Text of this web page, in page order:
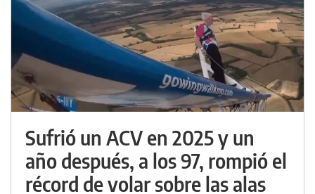
Sufrió un ACV en 2025 y un
año después, a los 97, rompió el
récord de volar sobre las alas